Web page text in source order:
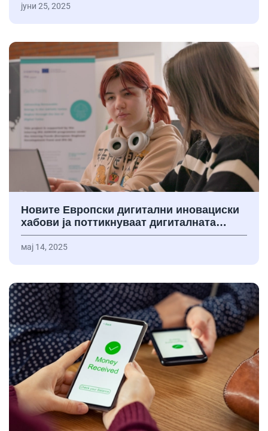
јуни 25, 2025
Новите Европски дигитални иновациски
хабови ја поттикнуваат дигиталната…
мај 14, 2025